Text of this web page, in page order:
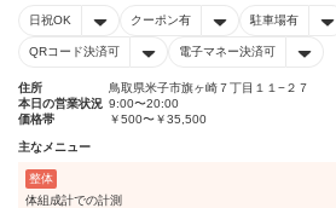
日祝OK クーポン有 駐車場有
QRコード決済可 電子マネー決済可
住所
鳥取県米子市旗ヶ崎７丁目１１−２７
本日の営業状況 9:00〜20:00
価格帯
￥500〜￥35,500
主なメニュー
整体
体組成計での計測